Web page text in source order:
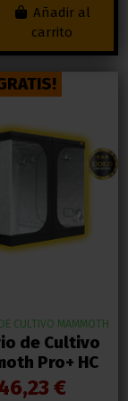
Añadir al
carrito
CULTIVO MAMMOTH
de Cultivo
Pro+ HC
€